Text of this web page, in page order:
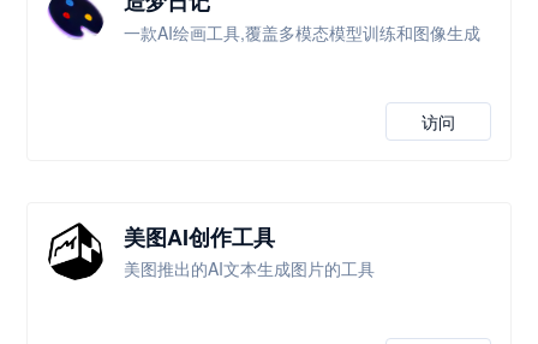
一款AI绘画工具,覆盖多模态模型训练和图像生成
访问
美图AI创作工具
美图推出的AI文本生成图片的工具